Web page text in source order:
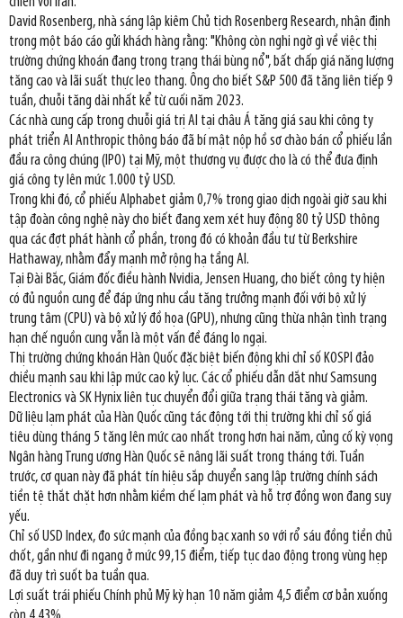
David Rosenberg, nhà sáng lập kiêm Chủ tịch Rosenberg Research, nhận định
trong một báo cáo gửi khách hàng rằng: "Không còn nghi ngờ gì về việc thị
trường chứng khoán đang trong trạng thái bùng nổ", bất chấp giá năng lượng
tăng cao và lãi suất thực leo thang. Ông cho biết S&P 500 đã tăng liên tiếp 9
tuần, chuỗi tăng dài nhất kể từ cuối năm 2023.
Các nhà cung cấp trong chuỗi giá trị AI tại châu Á tăng giá sau khi công ty
phát triển AI Anthropic thông báo đã bí mật nộp hồ sơ chào bán cổ phiếu lần
đầu ra công chúng (IPO) tại Mỹ, một thương vụ được cho là có thể đưa định
giá công ty lên mức 1.000 tỷ USD.
Trong khi đó, cổ phiếu Alphabet giảm 0,7% trong giao dịch ngoài giờ sau khi
tập đoàn công nghệ này cho biết đang xem xét huy động 80 tỷ USD thông
qua các đợt phát hành cổ phần, trong đó có khoản đầu tư từ Berkshire
Hathaway, nhằm đẩy mạnh mở rộng hạ tầng AI.
Tại Đài Bắc, Giám đốc điều hành Nvidia, Jensen Huang, cho biết công ty hiện
có đủ nguồn cung để đáp ứng nhu cầu tăng trưởng mạnh đối với bộ xử lý
trung tâm (CPU) và bộ xử lý đồ họa (GPU), nhưng cũng thừa nhận tình trạng
hạn chế nguồn cung vẫn là một vấn đề đáng lo ngại.
Thị trường chứng khoán Hàn Quốc đặc biệt biến động khi chỉ số KOSPI đảo
chiều mạnh sau khi lập mức cao kỷ lục. Các cổ phiếu dẫn dắt như Samsung
Electronics và SK Hynix liên tục chuyển đổi giữa trạng thái tăng và giảm.
Dữ liệu lạm phát của Hàn Quốc cũng tác động tới thị trường khi chỉ số giá
tiêu dùng tháng 5 tăng lên mức cao nhất trong hơn hai năm, củng cố kỳ vọng
Ngân hàng Trung ương Hàn Quốc sẽ nâng lãi suất trong tháng tới. Tuần
trước, cơ quan này đã phát tín hiệu sắp chuyển sang lập trường chính sách
tiền tệ thắt chặt hơn nhằm kiềm chế lạm phát và hỗ trợ đồng won đang suy
yếu.
Chỉ số USD Index, đo sức mạnh của đồng bạc xanh so với rổ sáu đồng tiền chủ
chốt, gần như đi ngang ở mức 99,15 điểm, tiếp tục dao động trong vùng hẹp
đã duy trì suốt ba tuần qua.
Lợi suất trái phiếu Chính phủ Mỹ kỳ hạn 10 năm giảm 4,5 điểm cơ bản xuống